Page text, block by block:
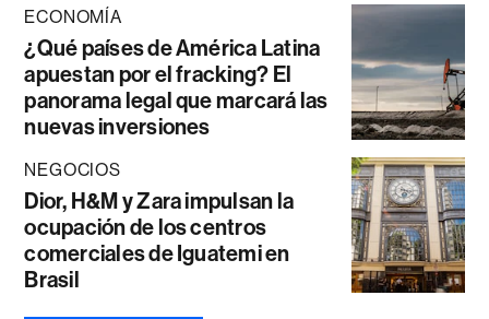
ECONOMÍA
¿Qué países de América Latina
apuestan por el fracking? El
panorama legal que marcará las
nuevas inversiones
NEGOCIOS
Dior, H&M y Zara impulsan la
ocupación de los centros
comerciales de Iguatemi en
Brasil